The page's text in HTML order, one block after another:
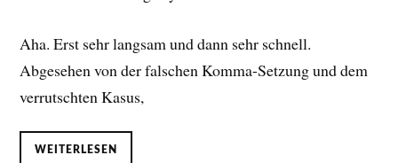
Aha. Erst sehr langsam und dann sehr schnell.
Abgesehen von der falschen Komma-Setzung und dem
verrutschten Kasus,
WEITERLESEN